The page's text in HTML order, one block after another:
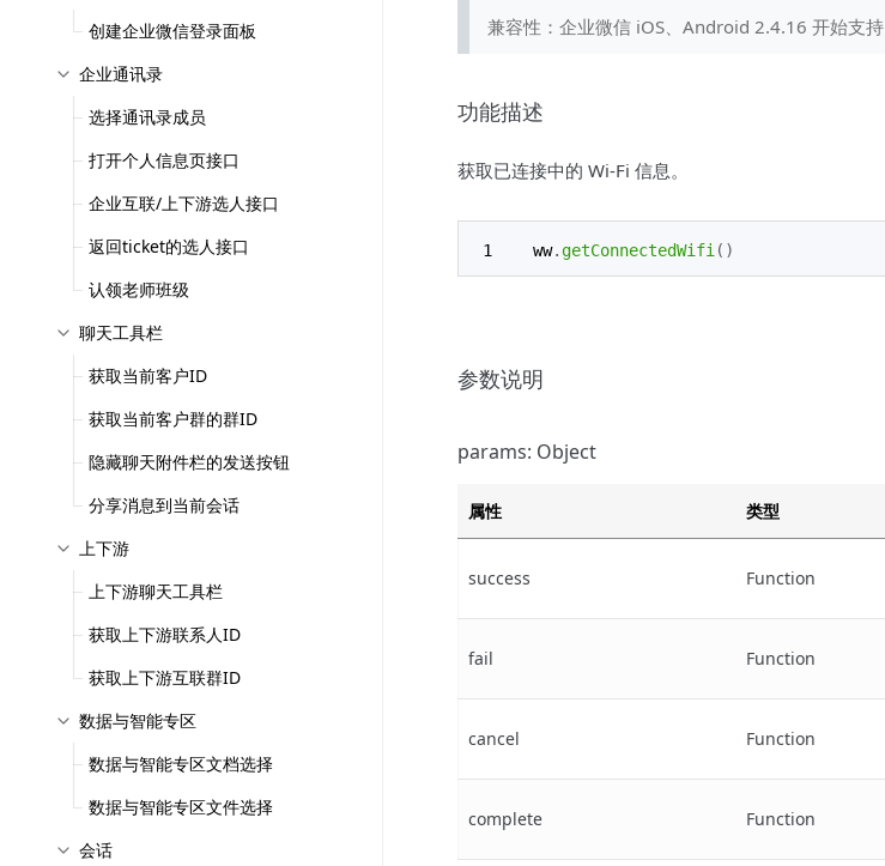
创建企业微信登录面板
企业通讯录
选择通讯录成员
打开个人信息页接口
企业互联/上下游选人接口
返回ticket的选人接口
认领老师班级
聊天工具栏
获取当前客户ID
获取当前客户群的群ID
隐藏聊天附件栏的发送按钮
分享消息到当前会话
上下游
上下游聊天工具栏
获取上下游联系人ID
获取上下游互联群ID
数据与智能专区
数据与智能专区文档选择
数据与智能专区文件选择
会话
兼容性：企业微信 iOS、Android 2.4.16 开始支持
功能描述
获取已连接中的 Wi-Fi 信息。
ww.getConnectedWifi ( )
参数说明
params: Object
属性 类型
success Function
fail Function
cancel Function
complete Function